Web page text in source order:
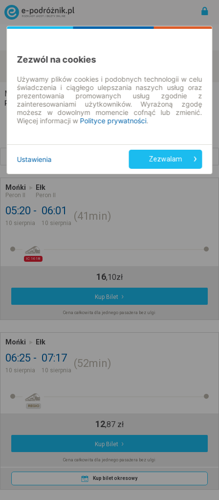
Mońki Ełk
Mońki → Ełk
Rozkład jazdy i bilety
Mońki
Peron II
Ełk
Peron II
05:20
10 sierpnia
06:01
10 sierpnia
41min
IC 1618
16,10zł
Kup Bilet
Cena całkowita dla jednego pasażera bez ulgi
Mońki Ełk
06:25
10 sierpnia
07:17
10 sierpnia
52min
REGIO
12,87 zł
Kup Bilet
Cena całkowita dla jednego pasażera bez ulgi
Kup bilet okresowy
Zezwól na cookies
Używamy plików cookies i podobnych technologii w celu
świadczenia i ciągłego ulepszania naszych usług oraz
prezentowania promowanych usług zgodnie z
zainteresowaniami użytkowników. Wyrażoną zgodę
możesz w dowolnym momencie cofnąć lub zmienić.
Więcej informacji w Polityce prywatności.
Ustawienia Zezwalam